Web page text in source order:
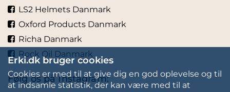
LS2 Helmets Danmark
Oxford Products Danmark
Richa Danmark
Rock Oil Danmark
Følg os på Instagram:
Erki.dk bruger cookies
Cookies er med til at give dig en god oplevelse og til
at indsamle statistik, der kan være med til at